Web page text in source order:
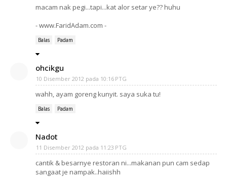
macam nak pegi...tapi...kat alor setar ye?? huhu
- www.FaridAdam.com -
Balas Padam
ohcikgu
10 Disember 2012 pada 10:16 PTG
wahh, ayam goreng kunyit. saya suka tu!
Balas Padam
Nadot
11 Disember 2012 pada 11:23 PTG
cantik & besarnye restoran ni...makanan pun cam sedap
sangaat je nampak..haiishh